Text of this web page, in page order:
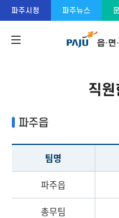
콘
주푸
파주시청 파주뉴스
직
파주읍
팀명
파주읍
총무팀